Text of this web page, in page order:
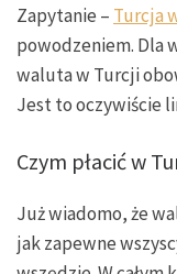
Zapytanie – Turcja
powodzeniem. Dla
waluta w Turcji
Jest to oczywiście
Czym płacić w
Już wiadomo, że
jak zapewne